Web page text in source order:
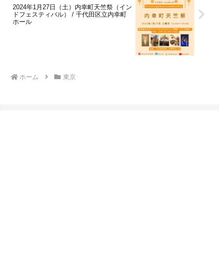
2024年1月27日（土）内幸町天竺祭（イン
ドフェスティバル） / 千代田区立内幸町
ホール
ホーム 東京